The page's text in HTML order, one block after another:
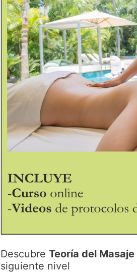
Descubre Teoría del Masaje
siguiente nivel